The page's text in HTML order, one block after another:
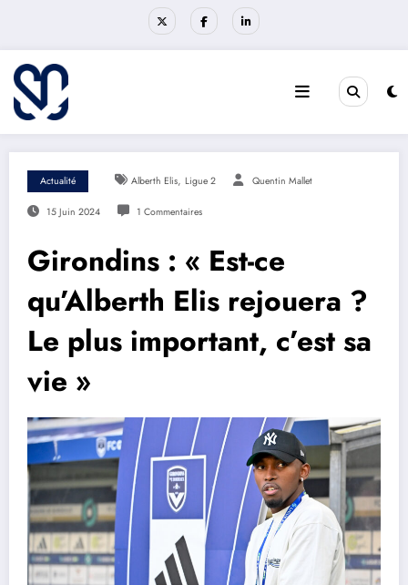
Actualité Alberth Elis, Ligue 2 Quentin Mallet
15 Juin 2024 1 Commentaires
Girondins : « Est-ce
qu’Alberth Elis rejouera ?
Le plus important, c’est sa
vie »